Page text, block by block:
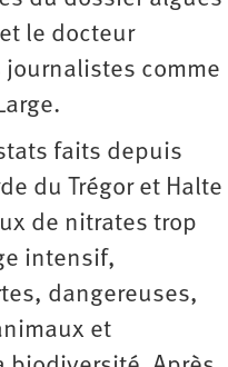
le docteur
comme
faits depuis
du Trégor et Halte
de nitrates trop
intensif,
dangereuses,
et